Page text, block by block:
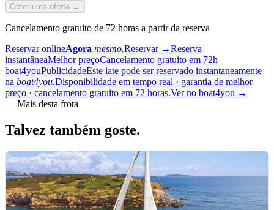
Obter uma oferta →
Cancelamento gratuito de 72 horas a partir da reserva
Reservar onlineAgora mesmo.Reservar →Reserva
instantâneaMelhor preçoCancelamento gratuito em 72h
boat4youPublicidadeEste iate pode ser reservado instantaneamente
na boat4you.Disponibilidade em tempo real · garantia de melhor
preço · cancelamento gratuito em 72 horas.Ver no boat4you →
— Mais desta frota
Talvez também goste.